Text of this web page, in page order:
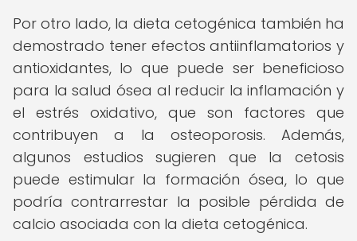
Por otro lado, la dieta cetogénica también ha
demostrado tener efectos antiinflamatorios y
antioxidantes, lo que puede ser beneficioso
para la salud ósea al reducir la inflamación y
el estrés oxidativo, que son factores que
contribuyen a la osteoporosis. Además,
algunos estudios sugieren que la cetosis
puede estimular la formación ósea, lo que
podría contrarrestar la posible pérdida de
calcio asociada con la dieta cetogénica.